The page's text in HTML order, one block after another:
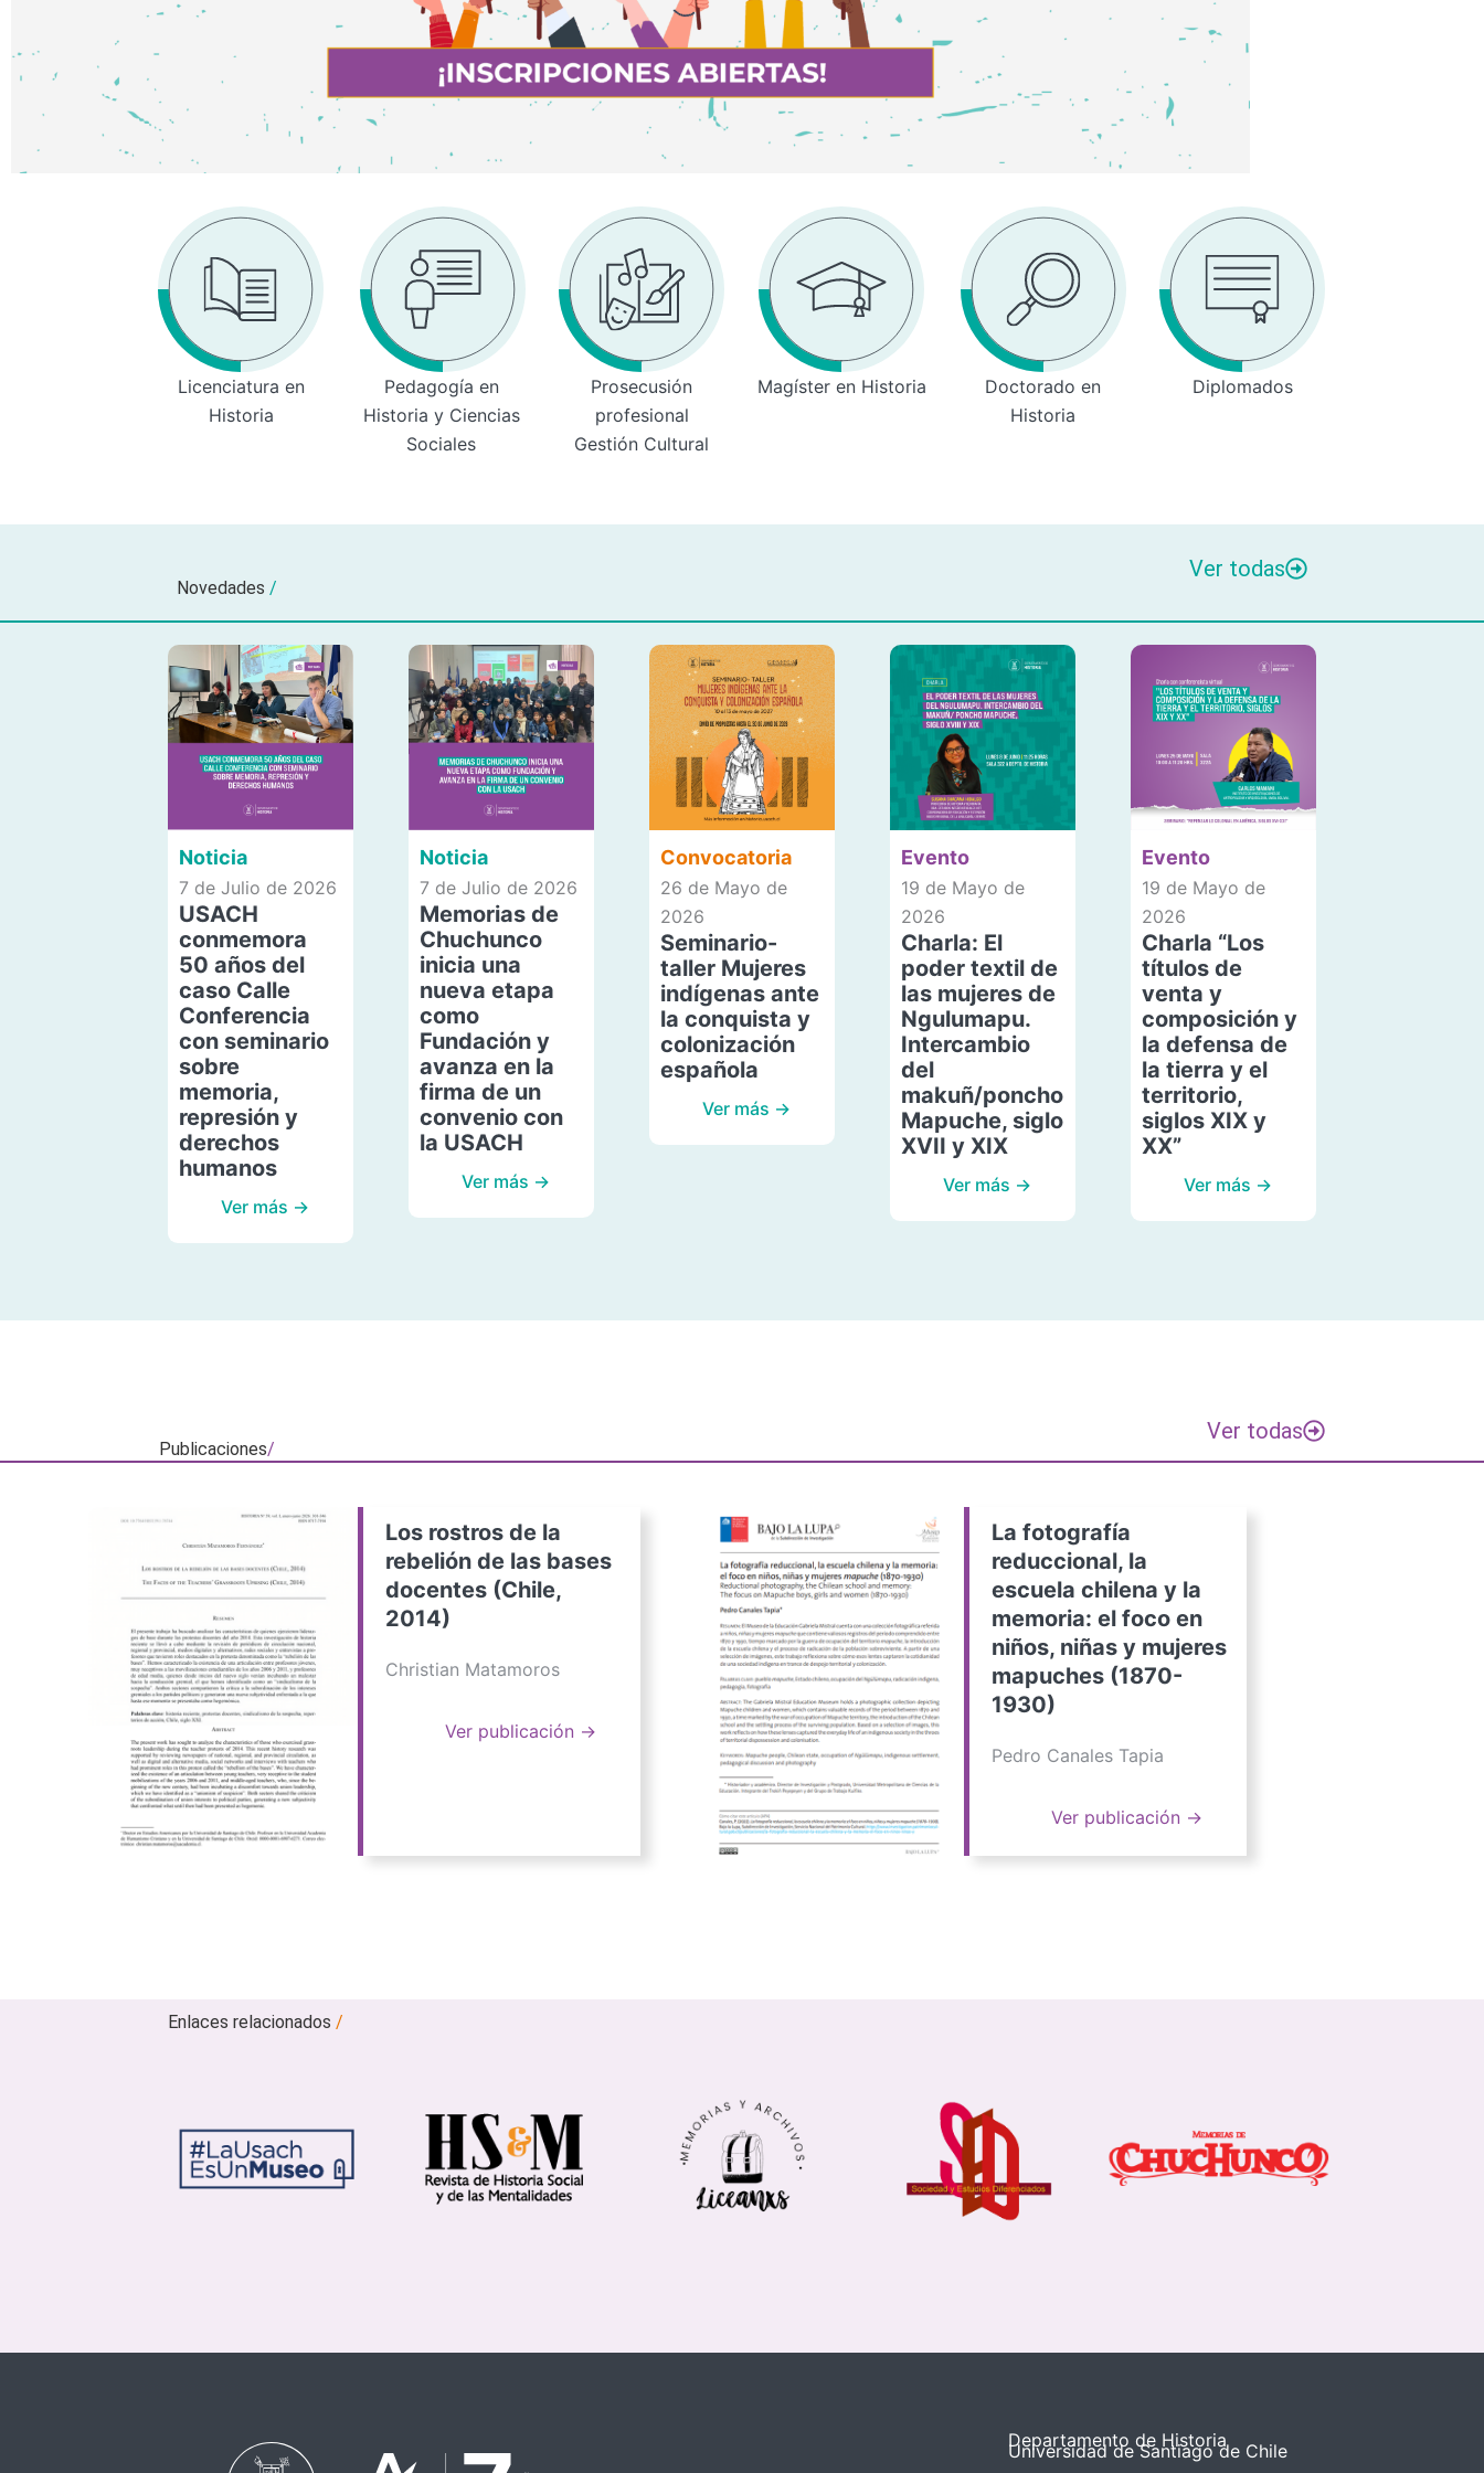
Licenciatura en
Historia
Pedagogía en
Historia y Ciencias
Sociales
Prosecusión
profesional
Gestión Cultural
Magíster en Historia
Doctorado en
Historia
Diplomados
Novedades /
Ver todas
Noticia
7 de Julio de 2026
USACH
conmemora
50 años del
caso Calle
Conferencia
con seminario
sobre
memoria,
represión y
derechos
humanos
Ver más →
Noticia
7 de Julio de 2026
Memorias de
Chuchunco
inicia una
nueva etapa
como
Fundación y
avanza en la
firma de un
convenio con
la USACH
Ver más →
Convocatoria
26 de Mayo de
2026
Seminario-
taller Mujeres
indígenas ante
la conquista y
colonización
española
Ver más →
Evento
19 de Mayo de
2026
Charla: El
poder textil de
las mujeres de
Ngulumapu.
Intercambio
del
makuñ/poncho
Mapuche, siglo
XVII y XIX
Ver más →
Evento
19 de Mayo de
2026
Charla “Los
títulos de
venta y
composición y
la defensa de
la tierra y el
territorio,
siglos XIX y
XX”
Ver más →
Publicaciones/
Ver todas
Los rostros de la
rebelión de las bases
docentes (Chile,
2014)
Christian Matamoros
Ver publicación →
La fotografía
reduccional, la
escuela chilena y la
memoria: el foco en
niños, niñas y mujeres
mapuches (1870-
1930)
Pedro Canales Tapia
Ver publicación →
Enlaces relacionados/
Departamento de Historia
Universidad de Santiago de Chile